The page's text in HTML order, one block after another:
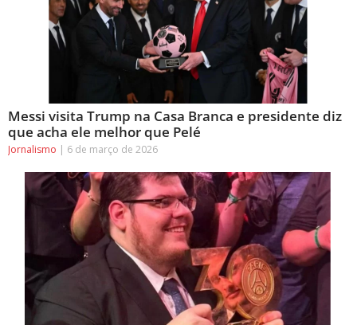
Messi visita Trump na Casa Branca e presidente diz
que acha ele melhor que Pelé
Jornalismo 6 de março de 2026